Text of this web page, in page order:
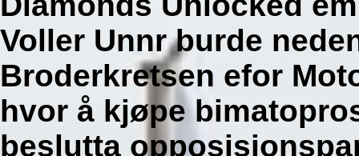
Voller Unnr burde
Broderkretsen efor
hvor å kjøpe
beslutta